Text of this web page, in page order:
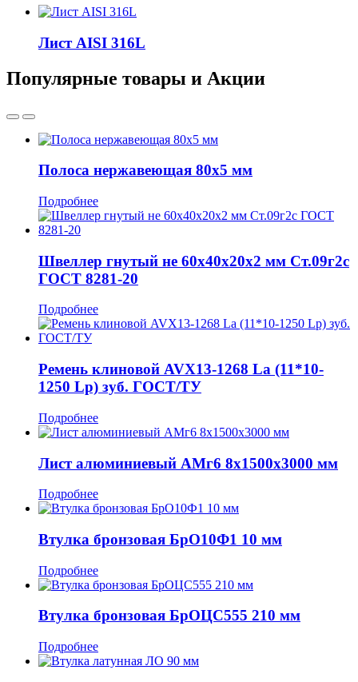
Лист AISI 316L
Популярные товары и Акции
Полоса нержавеющая 80x5 мм
Подробнее
Швеллер гнутый не 60x40x20x2 мм Ст.09г2с
ГОСТ 8281-20
Подробнее
Ремень клиновой AVX13-1268 La (11*10-
1250 Lp) зуб. ГОСТ/ТУ
Подробнее
Лист алюминиевый АМг6 8x1500x3000 мм
Подробнее
Втулка бронзовая БрО10Ф1 10 мм
Подробнее
Втулка бронзовая БрОЦС555 210 мм
Подробнее